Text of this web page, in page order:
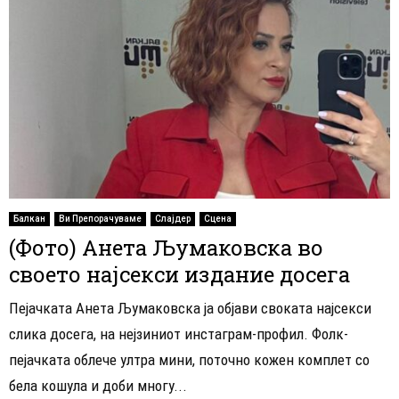
Балкан Ви Препорачуваме Слајдер Сцена
(Фото) Анета Љумаковска во
своето најсекси издание досега
Пејачката Анета Љумаковска ја објави своката најсекси
слика досега, на нејзиниот инстаграм-профил. Фолк-
пејачката облече ултра мини, поточно кожен комплет со
бела кошула и доби многу...